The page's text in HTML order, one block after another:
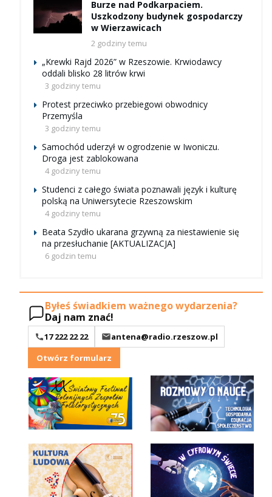
Burze nad Podkarpaciem.
Uszkodzony budynek gospodarczy
w Wierzawicach
2 godziny temu
„Krewki Rajd 2026” w Rzeszowie. Krwiodawcy
oddali blisko 28 litrów krwi
3 godziny temu
Protest przeciwko przebiegowi obwodnicy
Przemyśla
3 godziny temu
Samochód uderzył w ogrodzenie w Iwoniczu.
Droga jest zablokowana
4 godziny temu
Studenci z całego świata poznawali język i kulturę
polską na Uniwersytecie Rzeszowskim
4 godziny temu
Beata Szydło ukarana grzywną za niestawienie się
na przesłuchanie [AKTUALIZACJA]
6 godzin temu
Byłeś świadkiem ważnego wydarzenia?
Daj nam znać!
17 222 22 22
antena@radio.rzeszow.pl
Otwórz formularz